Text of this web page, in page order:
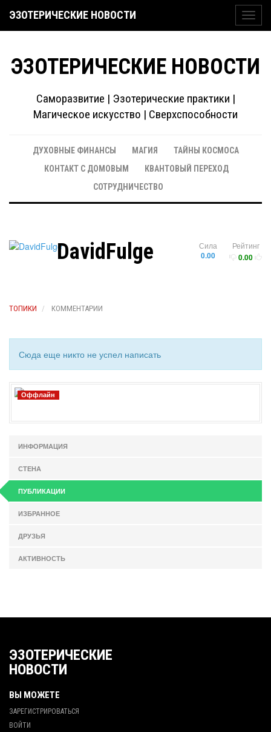
ЭЗОТЕРИЧЕСКИЕ НОВОСТИ
ЭЗОТЕРИЧЕСКИЕ НОВОСТИ
Саморазвитие | Эзотерические практики |
Магическое искусство | Сверхспособности
ДУХОВНЫЕ ФИНАНСЫ МАГИЯ
ТАЙНЫ КОСМОСА
КОНТАКТ С ДОМОВЫМ
КВАНТОВЫЙ ПЕРЕХОД
СОТРУДНИЧЕСТВО
Рейтинг
0.00
Сила
0.00
DavidFulge
ТОПИКИ КОММЕНТАРИИ
Сюда еще никто не успел написать
Оффлайн
ИНФОРМАЦИЯ
СТЕНА
ПУБЛИКАЦИИ
ИЗБРАННОЕ
ДРУЗЬЯ
АКТИВНОСТЬ
ЭЗОТЕРИЧЕСКИЕ
НОВОСТИ
ВЫ МОЖЕТЕ
ЗАРЕГИСТРИРОВАТЬСЯ
ВОЙТИ